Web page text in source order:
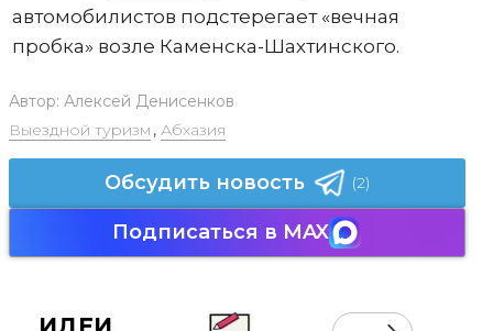
автомобилистов подстерегает «вечная
пробка» возле Каменска-Шахтинского.
Автор: Алексей Денисенков
Выездной туризм , Абхазия
Обсудить новость (2)
Подписаться в MAX